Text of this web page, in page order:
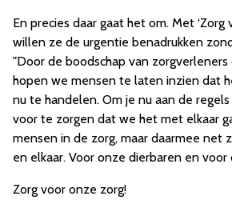
En precies daar gaat het om. Met ‘Zorg
willen ze de urgentie benadrukken
"Door de boodschap van
hopen we mensen te laten inzien dat
nu te handelen. Om je nu aan de
voor te zorgen dat we het met elkaar
mensen in de zorg, maar daarmee net
en elkaar. Voor onze dierbaren en
Zorg voor onze zorg!